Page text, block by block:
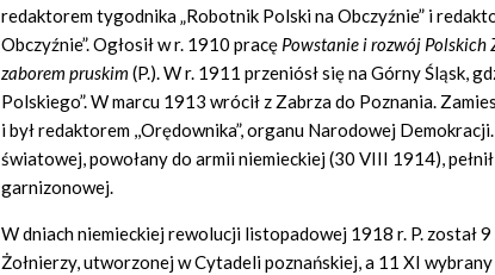
redaktorem tygodnika „Robotnik Polski na Obczyźnie” i
Obczyźnie”. Ogłosił w r. 1910 pracę Powstanie i rozwój Polskich
zaborem pruskim (P.). W r. 1911 przeniósł się na Górny Śląsk,
Polskiego”. W marcu 1913 wrócił z Zabrza do Poznania.
i był redaktorem ,,Orędownika”, organu Narodowej
światowej, powołany do armii niemieckiej (30 VIII 1914),
garnizonowej.
W dniach niemieckiej rewolucji listopadowej 1918 r. P. został
Żołnierzy, utworzonej w Cytadeli poznańskiej, a 11 XI